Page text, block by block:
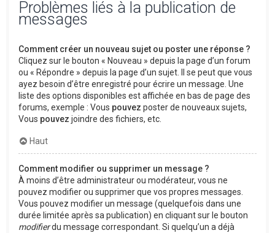
Problèmes liés à la publication de
messages
Comment créer un nouveau sujet ou poster une réponse ?
Cliquez sur le bouton « Nouveau » depuis la page d’un forum
ou « Répondre » depuis la page d’un sujet. Il se peut que vous
ayez besoin d’être enregistré pour écrire un message. Une
liste des options disponibles est affichée en bas de page des
forums, exemple : Vous pouvez poster de nouveaux sujets,
Vous pouvez joindre des fichiers, etc.
Haut
Comment modifier ou supprimer un message ?
À moins d’être administrateur ou modérateur, vous ne
pouvez modifier ou supprimer que vos propres messages.
Vous pouvez modifier un message (quelquefois dans une
durée limitée après sa publication) en cliquant sur le bouton
modifierdu message correspondant. Si quelqu’un a déjà